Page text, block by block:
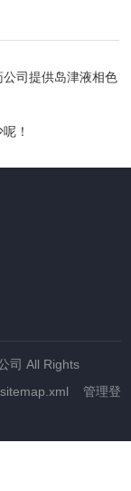
司提供岛津液相色
！
司 All Rights
sitemap.xml
管理登